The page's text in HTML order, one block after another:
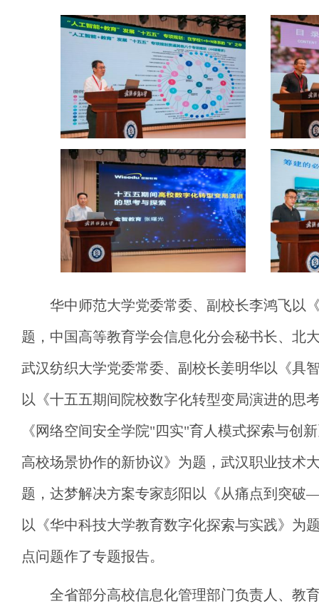
华中师范大学党委常委、副校长李鸿飞以
题，中国高等教育学会信息化分会秘书长、北
武汉纺织大学党委常委、副校长姜明华以《具
以《十五五期间院校数字化转型变局演进的思
《网络空间安全学院"四实"育人模式探索与创
高校场景协作的新协议》为题，武汉职业技术
题，达梦解决方案专家彭阳以《从痛点到突
以《华中科技大学教育数字化探索与实践》为
点问题作了专题报告。
全省部分高校信息化管理部门负责人、教